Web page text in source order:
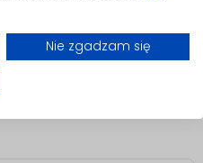
Nie zgadzam się
bit of performance the unit has